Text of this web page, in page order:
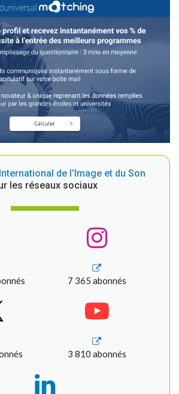
de l'Image et du Son
les réseaux sociaux
7 365 abonnés
3 810 abonnés